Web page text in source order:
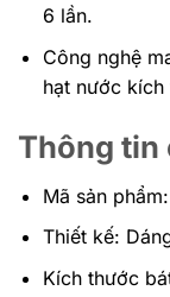
6 lần.
Công nghệ
hạt nước
Thông tin
Mã sản
Thiết kế:
Kích thước